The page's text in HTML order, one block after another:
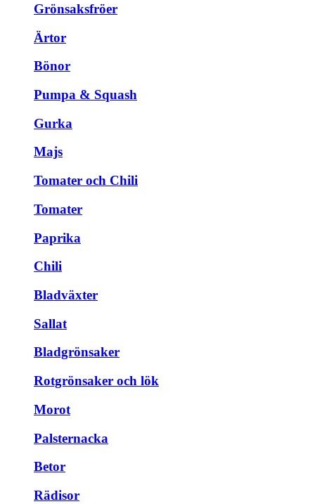
Grönsaksfröer
Ärtor
Bönor
Pumpa & Squash
Gurka
Majs
Tomater och Chili
Tomater
Paprika
Chili
Bladväxter
Sallat
Bladgrönsaker
Rotgrönsaker och lök
Morot
Palsternacka
Betor
Rädisor